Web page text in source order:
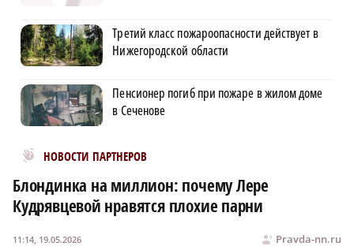
Третий класс пожароопасности действует в
Нижегородской области
Пенсионер погиб при пожаре в жилом доме
в Сеченове
НОВОСТИ ПАРТНЕРОВ
Новости МирТесен
Блондинка на миллион: почему Лере
Кудрявцевой нравятся плохие парни
Pravda-nn.ru
11:14, 19.05.2026